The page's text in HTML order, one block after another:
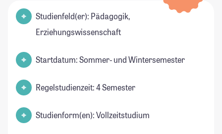
Studienfeld(er): Pädagogik,
Erziehungswissenschaft
Startdatum: Sommer- und Wintersemester
Regelstudienzeit: 4 Semester
Studienform(en): Vollzeitstudium